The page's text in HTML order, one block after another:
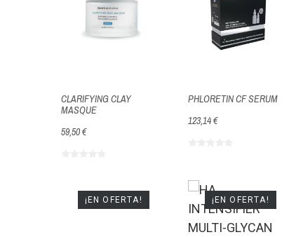
CLARIFYING CLAY
MASQUE
59,50 €
PHLORETIN CF SERUM
123,14 €
¡EN OFERTA! ¡EN OFERTA!